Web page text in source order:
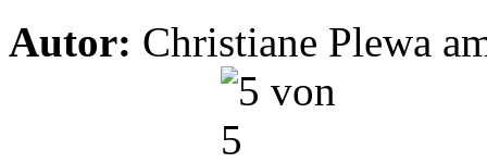
Autor: Christiane Plewa